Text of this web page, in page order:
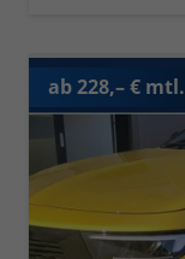
ab 228,– € mtl.